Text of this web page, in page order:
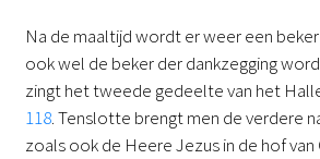
Na de maaltijd wordt er weer een
ook wel de beker der dankzegging
zingt het tweede gedeelte van het
118. Tenslotte brengt men de verdere
zoals ook de Heere Jezus in de hof van